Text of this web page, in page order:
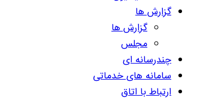
گزارش ها
گزارش ها
مجلس
چندرسانه ای
سامانه های خدماتی
ارتباط با اتاق